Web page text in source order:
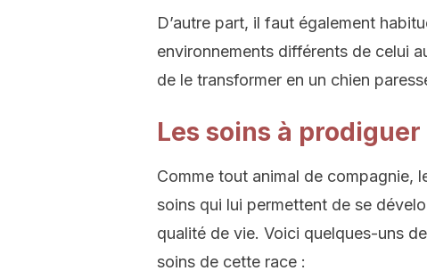
D’autre part, il faut également
environnements différents de celui
de le transformer en un chien
Les soins à
Comme tout animal de compagnie,
soins qui lui permettent de se
qualité de vie. Voici quelques-uns
soins de cette race :